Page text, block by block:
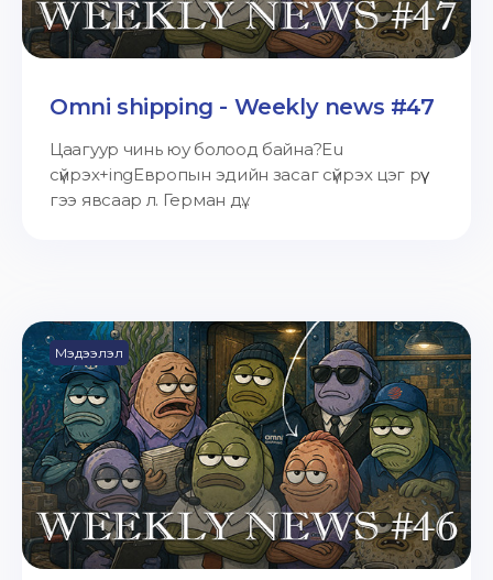
Omni shipping - Weekly news #47
Цаагуур чинь юу болоод байна?Eu
сүйрэх+ingЕвропын эдийн засаг сүйрэх цэг рүү
гээ явсаар л. Герман дү...
Мэдээлэл